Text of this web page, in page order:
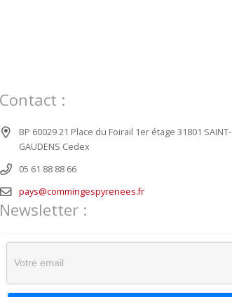
Contact :
BP 60029 21 Place du Foirail 1er étage 31801 SAINT-
GAUDENS Cedex
05 61 88 88 66
pays@commingespyrenees.fr
Newsletter :